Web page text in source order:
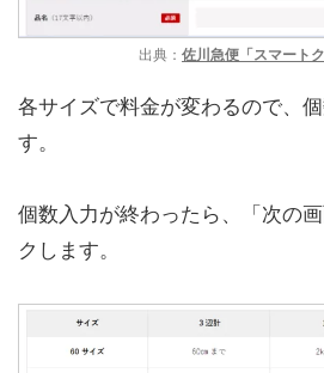
出典： 佐川急便「スマートク
各サイズで料金が変わるので、
す。
個数入力が終わったら、「次の
クします。